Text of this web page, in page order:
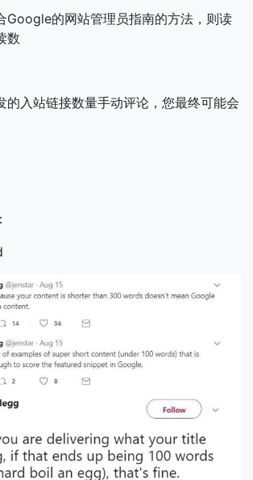
Google的网站管理员指南的方法，则读
数
的入站链接数量手动评论，您最终可能会